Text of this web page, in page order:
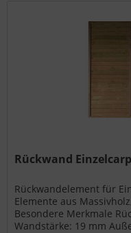
Rückwand
Rückwandelement für
Elemente aus
Besondere Merkmale
Wandstärke: 19 mm